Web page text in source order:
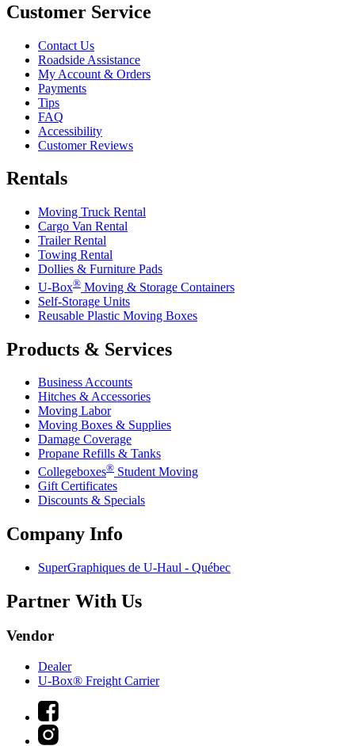
Customer Service
Contact Us
Roadside Assistance
My Account & Orders
Payments
Tips
FAQ
Accessibility
Customer Reviews
Rentals
Moving Truck Rental
Cargo Van Rental
Trailer Rental
Towing Rental
Dollies & Furniture Pads
U-Box® Moving & Storage Containers
Self-Storage Units
Reusable Plastic Moving Boxes
Products & Services
Business Accounts
Hitches & Accessories
Moving Labor
Moving Boxes & Supplies
Damage Coverage
Propane Refills & Tanks
Collegeboxes® Student Moving
Gift Certificates
Discounts & Specials
Company Info
SuperGraphiques de U-Haul - Québec
Partner With Us
Vendor
Dealer
U-Box® Freight Carrier